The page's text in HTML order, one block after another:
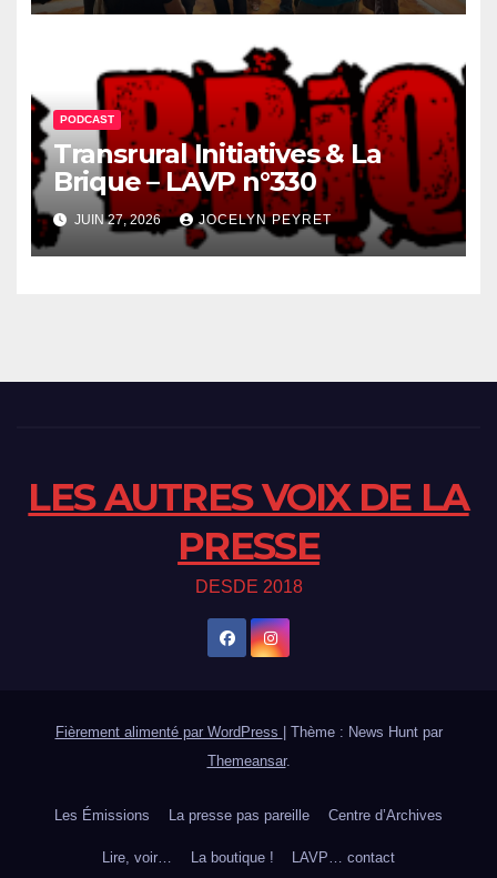
PODCAST
Transrural Initiatives & La
Brique – LAVP n°330
JUIN 27, 2026 JOCELYN PEYRET
LES AUTRES VOIX DE LA
PRESSE
DESDE 2018
Fièrement alimenté par WordPress
Thème : News Hunt par
Themeansar.
Les Émissions La presse pas pareille Centre d’Archives
Lire, voir… La boutique ! LAVP… contact